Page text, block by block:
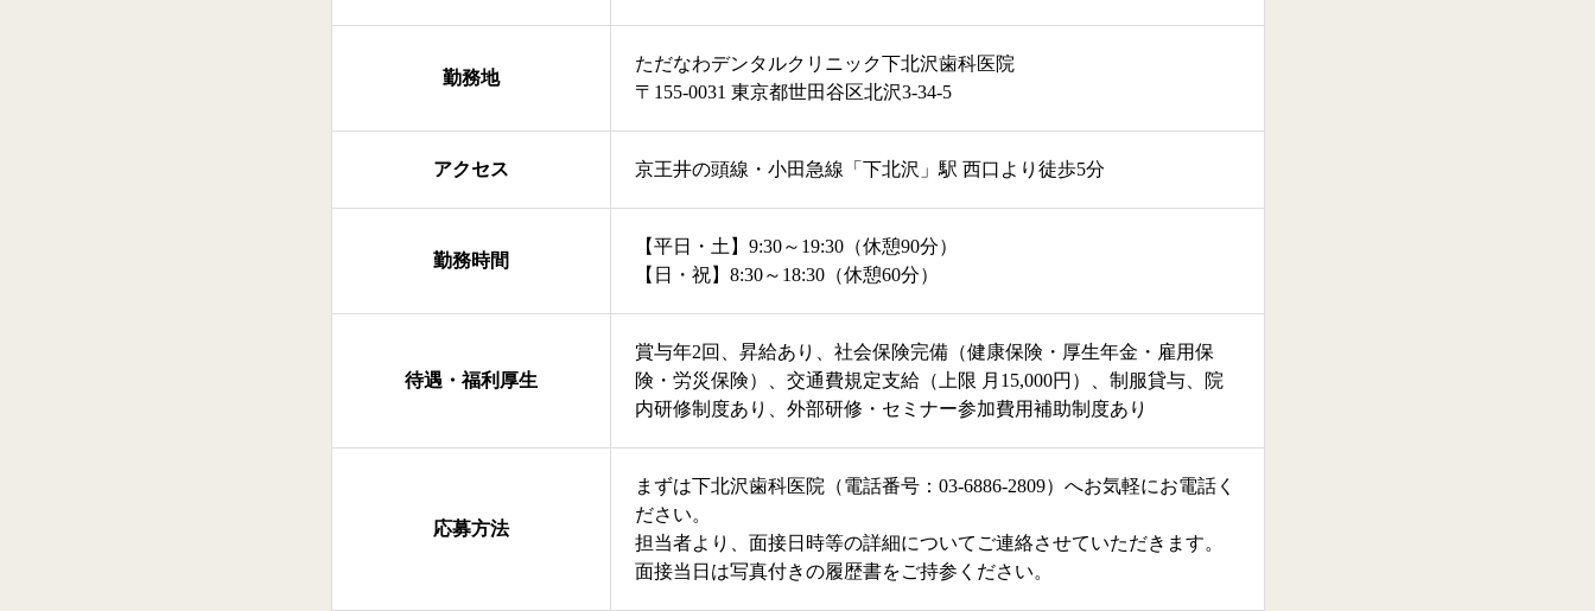
勤務地
ただなわデンタルクリニック下北沢歯科医院
〒155-0031 東京都世田谷区北沢3-34-5
アクセス 京王井の頭線・小田急線「下北沢」駅 西口より徒歩5分
勤務時間
【平日・土】9:30～19:30（休憩90分）
【日・祝】8:30～18:30（休憩60分）
待遇・福利厚生
賞与年2回、昇給あり、社会保険完備（健康保険・厚生年金・雇用保
険・労災保険）、交通費規定支給（上限 月15,000円）、制服貸与、院
内研修制度あり、外部研修・セミナー参加費用補助制度あり
応募方法
まずは下北沢歯科医院（電話番号：03-6886-2809）へお気軽にお電話く
ださい。
担当者より、面接日時等の詳細についてご連絡させていただきます。
面接当日は写真付きの履歴書をご持参ください。